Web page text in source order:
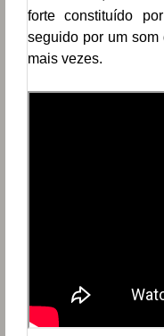
forte constituído
seguido por um som
mais vezes.